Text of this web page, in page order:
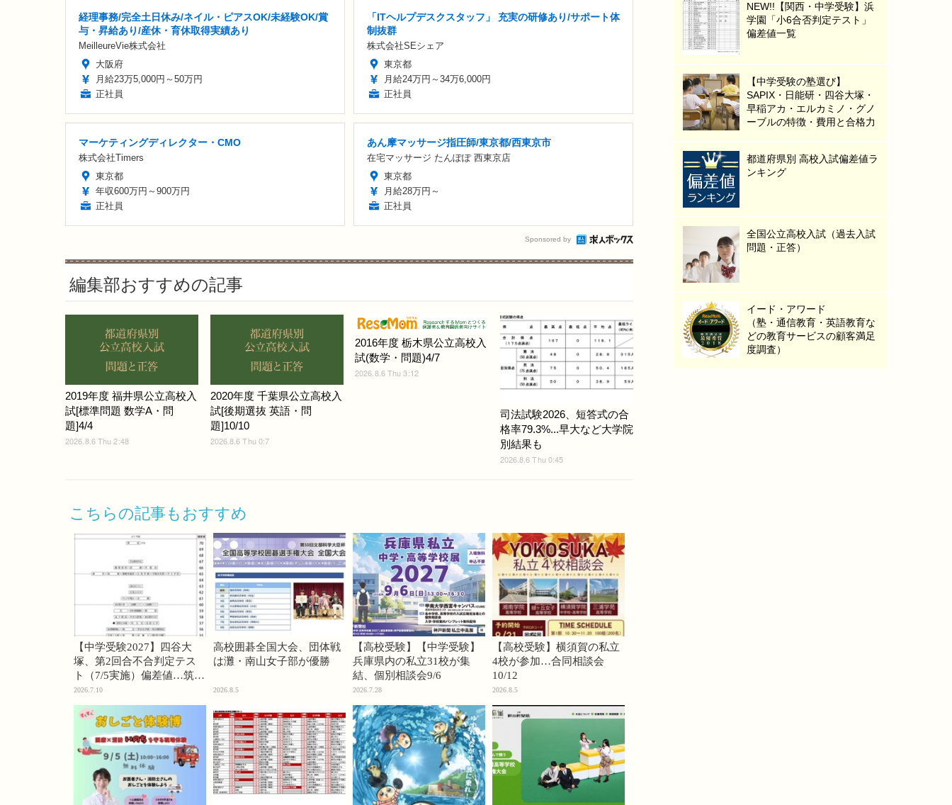
経理事務/完全土日休み/ネイル・ピアスOK/未経験OK/賞
与・昇給あり/産休・育休取得実績あり
MeilleureVie株式会社
大阪府
月給23万5,000円～50万円
正社員
「ITヘルプデスクスタッフ」 充実の研修あり/サポート体
制抜群
株式会社SEシェア
東京都
月給24万円～34万6,000円
正社員
マーケティングディレクター・CMO
株式会社Timers
東京都
年収600万円～900万円
正社員
あん摩マッサージ指圧師/東京都/西東京市
在宅マッサージ たんぽぽ 西東京店
東京都
月給28万円～
正社員
Sponsored by
編集部おすすめの記事
2019年度 福井県公立高校入
試[標準問題 数学A・問
題]4/4
2026.8.6 Thu 2:48
2020年度 千葉県公立高校入
試[後期選抜 英語・問
題]10/10
2026.8.6 Thu 0:7
2016年度 栃木県公立高校入
試(数学・問題)4/7
2026.8.6 Thu 3:12
司法試験2026、短答式の合
格率79.3%...早大など大学院
別結果も
2026.8.6 Thu 0:45
こちらの記事もおすすめ
【中学受験2027】四谷大
塚、第2回合不合判定テス
ト（7/5実施）偏差値…筑駒
74・桜蔭70＜PR＞
2026.7.10
高校囲碁全国大会、団体戦
は灘・南山女子部が優勝
2026.8.5
【高校受験】【中学受験】
兵庫県内の私立31校が集
結、個別相談会9/6
2026.7.28
【高校受験】横須賀の私立
4校が参加…合同相談会
10/12
2026.8.5
NEW!!【関西・中学受験】浜
学園「小6合否判定テスト」
偏差値一覧
【中学受験の塾選び】
SAPIX・日能研・四谷大塚・
早稲アカ・エルカミノ・グノ
ーブルの特徴・費用と合格力
都道府県別 高校入試偏差値ラ
ンキング
全国公立高校入試（過去入試
問題・正答）
イード・アワード
（塾・通信教育・英語教育な
どの教育サービスの顧客満足
度調査）